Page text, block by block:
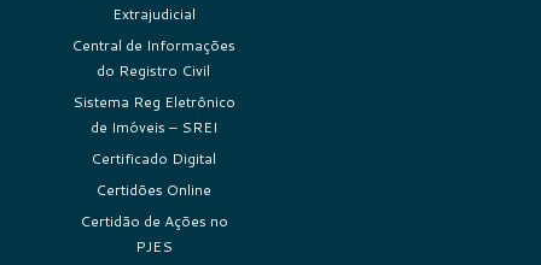
Extrajudicial
Central de Informações
do Registro Civil
Sistema Reg Eletrônico
de Imóveis – SREI
Certificado Digital
Certidões Online
Certidão de Ações no
PJES